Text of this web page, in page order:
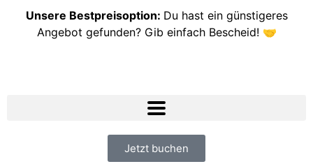
Unsere Bestpreisoption: Du hast ein günstigeres
Angebot gefunden? Gib einfach Bescheid! 🤝
Jetzt buchen